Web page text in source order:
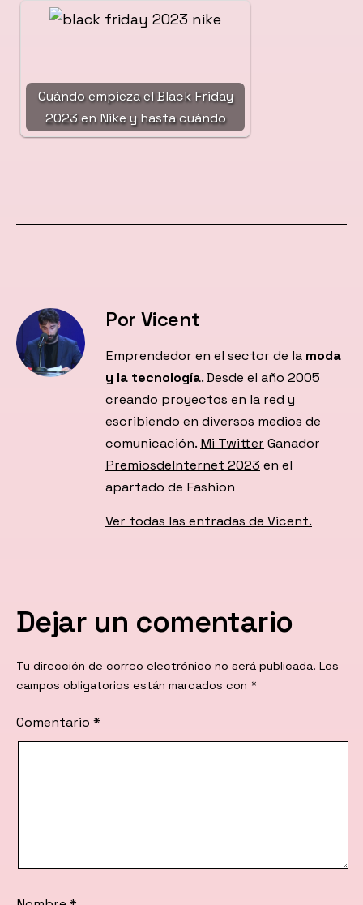
Cuándo empieza el Black Friday
2023 en Nike y hasta cuándo
Por Vicent
Emprendedor en el sector de la moda
y la tecnología. Desde el año 2005
creando proyectos en la red y
escribiendo en diversos medios de
comunicación. Mi Twitter Ganador
PremiosdeInternet 2023 en el
apartado de Fashion
Ver todas las entradas de Vicent.
Dejar un comentario
Tu dirección de correo electrónico no será publicada. Los
campos obligatorios están marcados con *
Comentario *